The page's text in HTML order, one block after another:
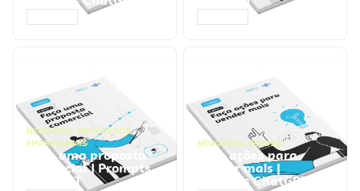
NEGÓCIOS, PROCESSOS
EMPRESARIAIS
Faça uma proposta
comercial | Prompts
ChatGPT
NEGÓCIOS, VENDAS
Faça ações para
vender mais |
Prompts ChatGPT